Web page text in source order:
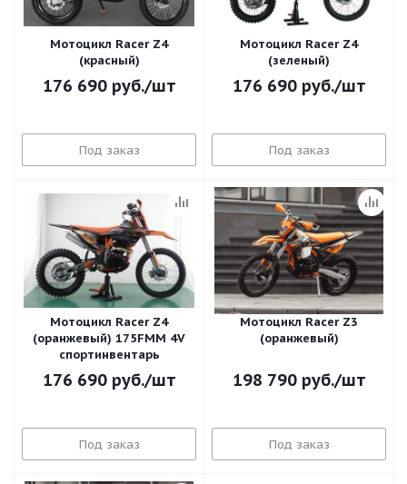
Мотоцикл Racer Z4
(красный)
176 690руб./шт
Под заказ
Мотоцикл Racer Z4
(зеленый)
176 690руб./шт
Под заказ
Мотоцикл Racer Z4
(оранжевый) 175FMM 4V
спортинвентарь
176 690руб./шт
Под заказ
Мотоцикл Racer Z3
(оранжевый)
198 790руб./шт
Под заказ